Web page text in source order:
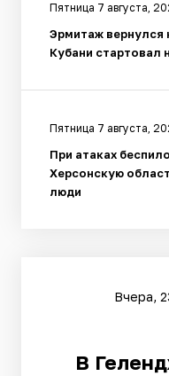
Пятница 7 августа,
Эрмитаж вернулся
Кубани стартовал
Пятница 7 августа,
При атаках
Херсонскую
люди
Вчера,
В